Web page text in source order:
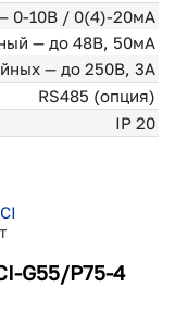
0-10В / 0(4)-20мА
— до 48В, 50мА
— до 250В, 3А
RS485 (опция)
IP 20
G55/P75-4